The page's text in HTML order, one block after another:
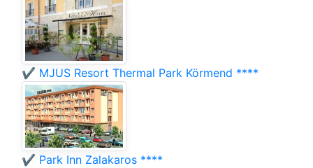
✔️ MJUS Resort Thermal Park Körmend ****
✔️ Park Inn Zalakaros ****